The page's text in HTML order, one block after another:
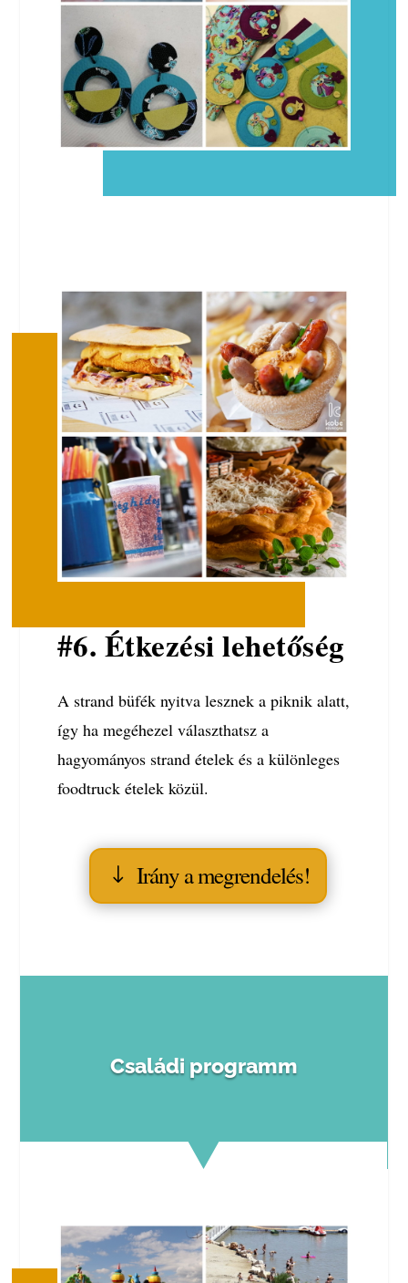
#6. Étkezési lehetőség
A strand büfék nyitva lesznek a piknik alatt,
így ha megéhezel választhatsz a
hagyományos strand ételek és a különleges
foodtruck ételek közül.
Irány a megrendelés!
Családi programm